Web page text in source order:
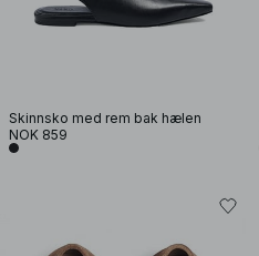
Skinnsko med rem bak hælen
NOK 859